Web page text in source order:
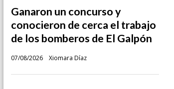
Ganaron un concurso y
conocieron de cerca el trabajo
de los bomberos de El Galpón
Xiomara Díaz
07/08/2026